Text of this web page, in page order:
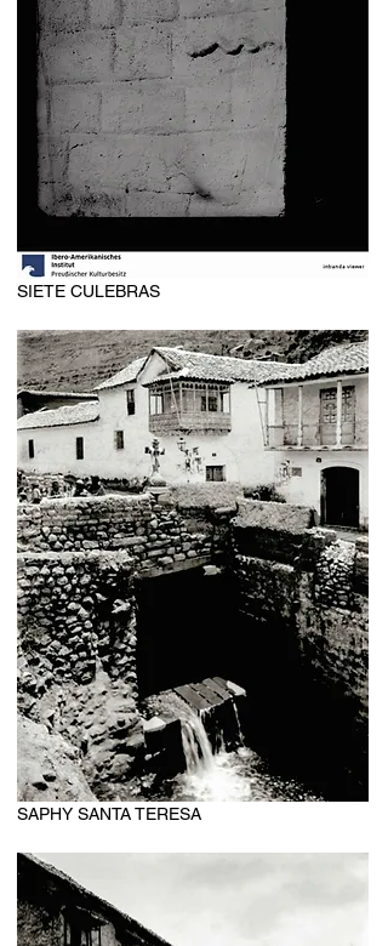
SIETE CULEBRAS
SAPHY SANTA TERESA